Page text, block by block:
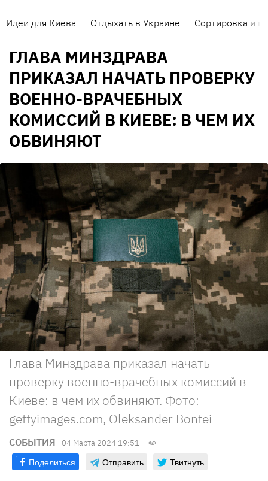
Идеи для Киева Отдыхать в Украине Сортировка и
ГЛАВА МИНЗДРАВА
ПРИКАЗАЛ НАЧАТЬ ПРОВЕРКУ
ВОЕННО-ВРАЧЕБНЫХ
КОМИССИЙ В КИЕВЕ: В ЧЕМ ИХ
ОБВИНЯЮТ
Глава Минздрава приказал начать
проверку военно-врачебных комиссий в
Киеве: в чем их обвиняют. Фото:
gettyimages.com, Oleksander Bontei
СОБЫТИЯ 04 Марта 2024 19:51
Поделиться Отправить Твитнуть